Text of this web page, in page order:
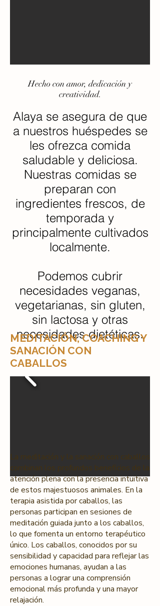
Hecho con amor, dedicación y
creatividad.
Alaya se asegura de que
a nuestros huéspedes se
les ofrezca comida
saludable y deliciosa.
Nuestras comidas se
preparan con
ingredientes frescos, de
temporada y
principalmente cultivados
localmente.
Podemos cubrir
necesidades veganas,
vegetarianas, sin gluten,
sin lactosa y otras
necesidades dietéticas.
MEDITACIÓN, COACHING Y
SANACIÓN CON
CABALLOS
La meditación y la sanación con caballos
combinan los profundos beneficios de la
atención plena con la presencia intuitiva
de estos majestuosos animales. En la
terapia asistida por caballos, las
personas participan en sesiones de
meditación guiada junto a los caballos,
lo que fomenta un entorno terapéutico
único. Los caballos, conocidos por su
sensibilidad y capacidad para reflejar las
emociones humanas, ayudan a las
personas a lograr una comprensión
emocional más profunda y una mayor
relajación.